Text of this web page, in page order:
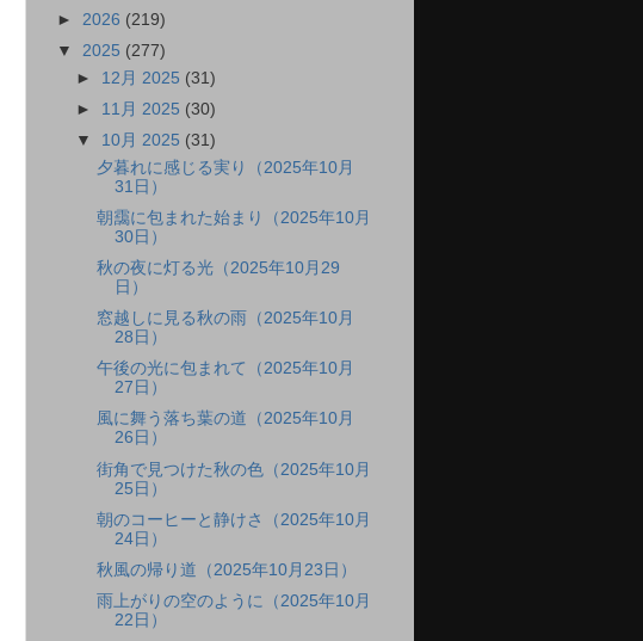
► 2026 (219)
▼ 2025 (277)
► 12月 2025 (31)
► 11月 2025 (30)
▼ 10月 2025 (31)
夕暮れに感じる実り（2025年10月
31日）
朝靄に包まれた始まり（2025年10月
30日）
秋の夜に灯る光（2025年10月29
日）
窓越しに見る秋の雨（2025年10月
28日）
午後の光に包まれて（2025年10月
27日）
風に舞う落ち葉の道（2025年10月
26日）
街角で見つけた秋の色（2025年10月
25日）
朝のコーヒーと静けさ（2025年10月
24日）
秋風の帰り道（2025年10月23日）
雨上がりの空のように（2025年10月
22日）